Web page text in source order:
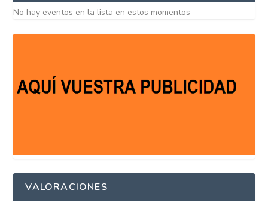
No hay eventos en la lista en estos momentos
VALORACIONES